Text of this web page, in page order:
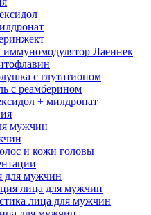
Лаеннек
с глутатионом
с реамберином
+ милдронат
мужчин
и кожи головы
для мужчин
лица для мужчин
лица для мужчин